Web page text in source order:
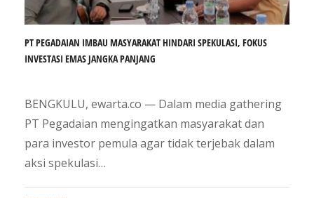
PT PEGADAIAN IMBAU MASYARAKAT HINDARI SPEKULASI, FOKUS
INVESTASI EMAS JANGKA PANJANG
BENGKULU, ewarta.co — Dalam media gathering
PT Pegadaian mengingatkan masyarakat dan
para investor pemula agar tidak terjebak dalam
aksi spekulasi…